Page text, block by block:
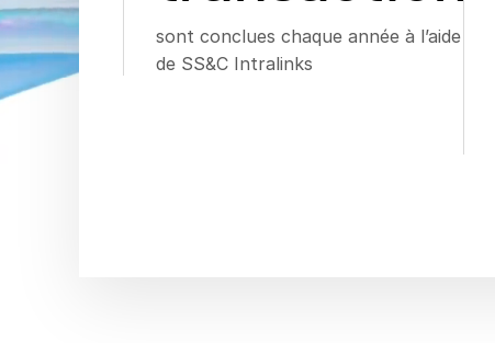
sont conclues chaque année à l’aide
de SS&C Intralinks